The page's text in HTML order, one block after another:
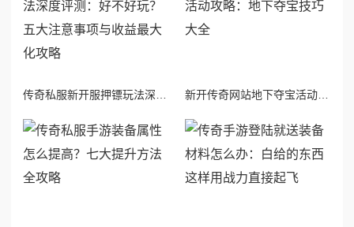
新开传奇网站地下夺宝活动攻略：地下夺宝技巧大全